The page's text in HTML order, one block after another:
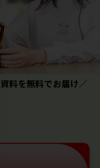
料を無料でお届け／